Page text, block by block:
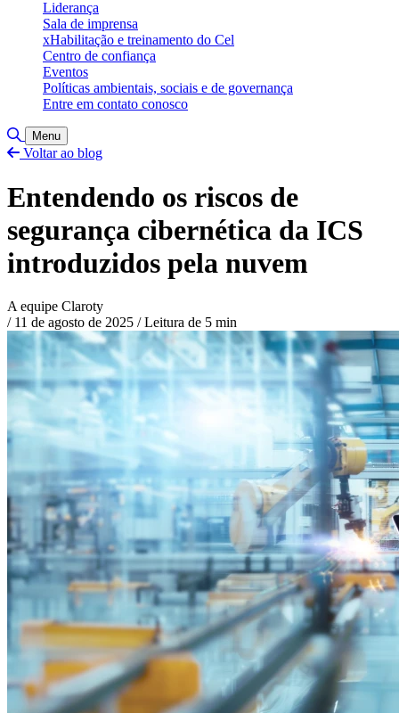
Liderança
Sala de imprensa
xHabilitação e treinamento do Cel
Centro de confiança
Eventos
Políticas ambientais, sociais e de governança
Entre em contato conosco
Alternar pesquisa
Menu
Voltar ao blog
Entendendo os riscos de
segurança cibernética da ICS
introduzidos pela nuvem
A equipe Claroty
/ 11 de agosto de 2025 /Leitura de 5 min